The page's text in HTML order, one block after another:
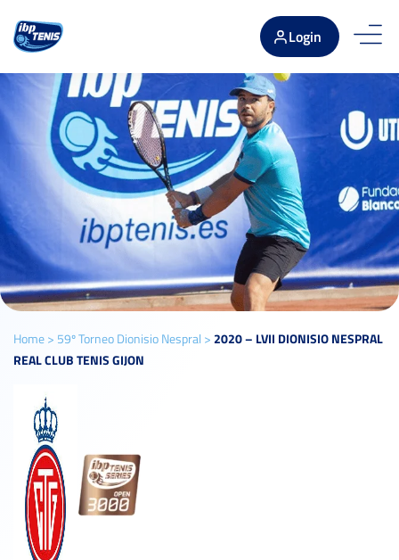
Login
Home> 59º Torneo Dionisio Nespral >2020 – LVII DIONISIO NESPRAL
REAL CLUB TENIS GIJON